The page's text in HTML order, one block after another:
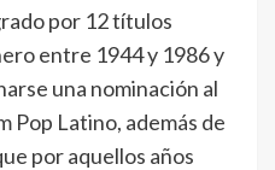
por 12 títulos
entre 1944 y 1986 y
una nominación al
Pop Latino, además de
por aquellos años